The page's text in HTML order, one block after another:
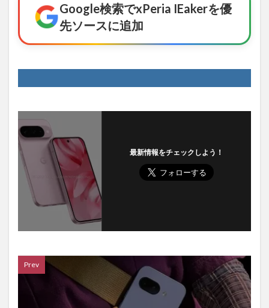
Google検索でxPeria IEakerを優
先ソースに追加
最新情報をチェックしよう！
Prev